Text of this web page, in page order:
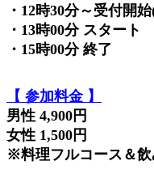
・12時30分～受付開
・13時00分 スタート
・15時00分 終了
【 参加料金 】
男性 4,900円
女性 1,500円
※料理フルコース＆